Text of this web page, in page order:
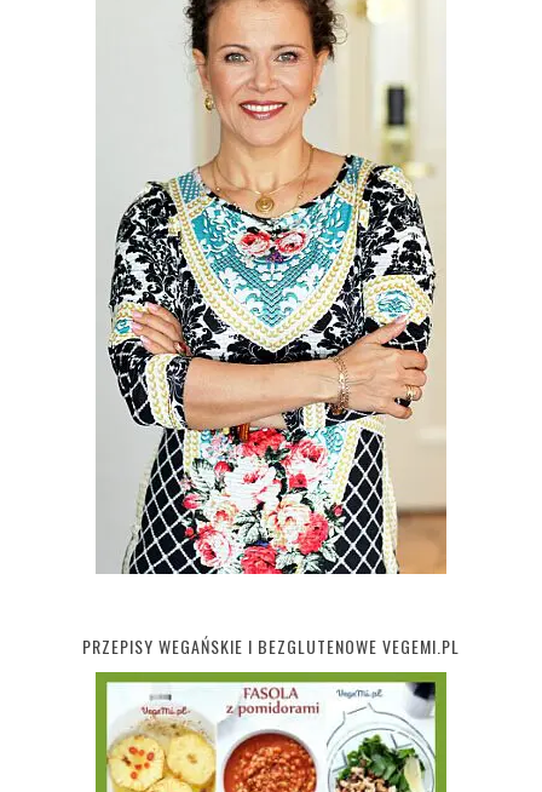
PRZEPISY WEGAŃSKIE I BEZGLUTENOWE VEGEMI.PL